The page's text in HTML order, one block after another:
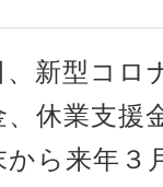
新型コロ
休業支援
ら来年３